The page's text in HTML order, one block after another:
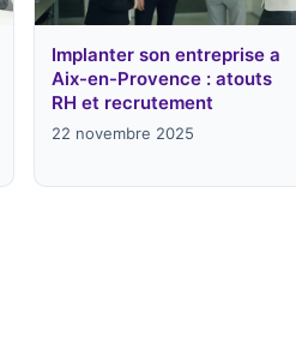
Implanter son entreprise a
Aix-en-Provence : atouts
RH et recrutement
22 novembre 2025